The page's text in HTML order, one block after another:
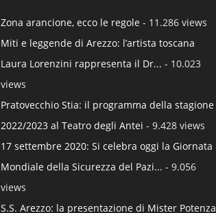
Zona arancione, ecco le regole - 11.286 views
Miti e leggende di Arezzo: l’artista toscana
Laura Lorenzini rappresenta il Dr... - 10.023
views
Pratovecchio Stia: il programma della stagione
2022/2023 al Teatro degli Antei - 9.428 views
17 settembre 2020: Si celebra oggi la Giornata
Mondiale della Sicurezza del Pazi... - 9.056
views
S.S. Arezzo: la presentazione di Mister Potenza